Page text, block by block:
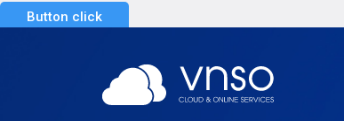
Button click